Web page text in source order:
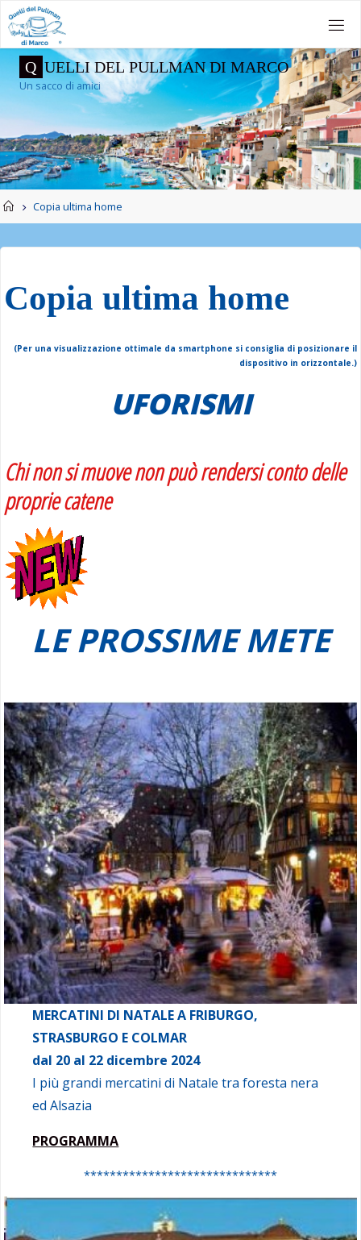
Salta
contenuto
Q UELLI DEL PULLMAN DI MARCO
Un sacco di amici
HomeCopia ultima home
Copia ultima home
(Per una visualizzazione ottimale da smartphone si consiglia di posizionare il
dispositivo in orizzontale.)
UFORISMI
Chi non si muove non può rendersi conto delle
proprie catene
LE PROSSIME METE
MERCATINI DI NATALE A FRIBURGO,
STRASBURGO E COLMAR
dal 20 al 22 dicembre 2024
I più grandi mercatini di Natale tra foresta nera
ed Alsazia
PROGRAMMA
******************************